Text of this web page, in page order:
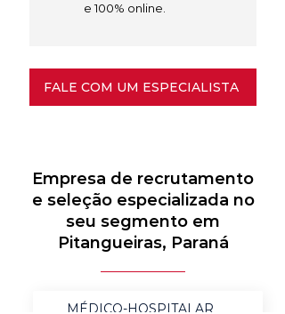
e 100% online.
FALE COM UM ESPECIALISTA
Empresa de recrutamento
e seleção especializada no
seu segmento em
Pitangueiras, Paraná
MÉDICO-HOSPITALAR